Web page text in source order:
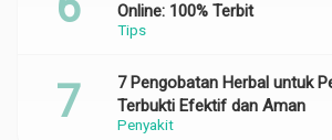
Tips
Online: 100% Terbit
Penyakit
7 Pengobatan Herbal untuk
Terbukti Efektif dan Aman